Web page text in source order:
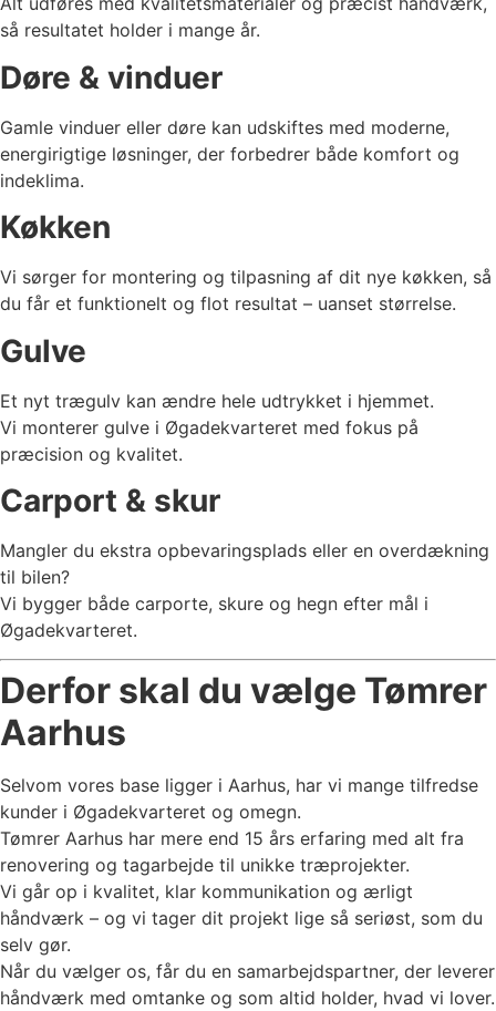
så resultatet holder i mange år.
Døre & vinduer
Gamle vinduer eller døre kan udskiftes med moderne,
energirigtige løsninger, der forbedrer både komfort og
indeklima.
Køkken
Vi sørger for montering og tilpasning af dit nye køkken, så
du får et funktionelt og flot resultat – uanset størrelse.
Gulve
Et nyt trægulv kan ændre hele udtrykket i hjemmet.
Vi monterer gulve i Øgadekvarteret med fokus på
præcision og kvalitet.
Carport & skur
Mangler du ekstra opbevaringsplads eller en overdækning
til bilen?
Vi bygger både carporte, skure og hegn efter mål i
Øgadekvarteret.
Derfor skal du vælge Tømrer
Aarhus
Selvom vores base ligger i Aarhus, har vi mange tilfredse
kunder i Øgadekvarteret og omegn.
Tømrer Aarhus har mere end 15 års erfaring med alt fra
renovering og tagarbejde til unikke træprojekter.
Vi går op i kvalitet, klar kommunikation og ærligt
håndværk – og vi tager dit projekt lige så seriøst, som du
selv gør.
Når du vælger os, får du en samarbejdspartner, der leverer
håndværk med omtanke og som altid holder, hvad vi lover.